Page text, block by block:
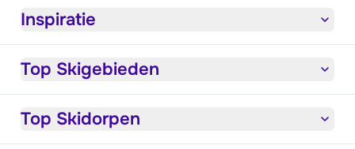
Inspiratie
Top Skigebieden
Top Skidorpen